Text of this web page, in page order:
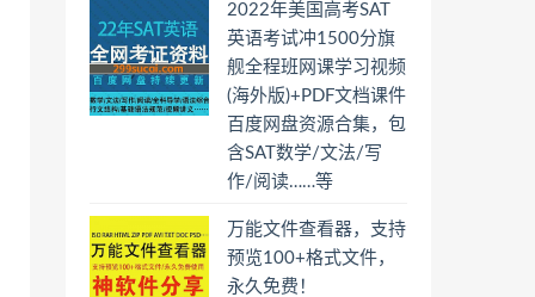
2022年美国高考SAT
英语考试冲1500分旗
舰全程班网课学习视频
(海外版)+PDF文档课件
百度网盘资源合集，包
含SAT数学/文法/写
作/阅读……等
万能文件查看器，支持
预览100+格式文件，
永久免费！